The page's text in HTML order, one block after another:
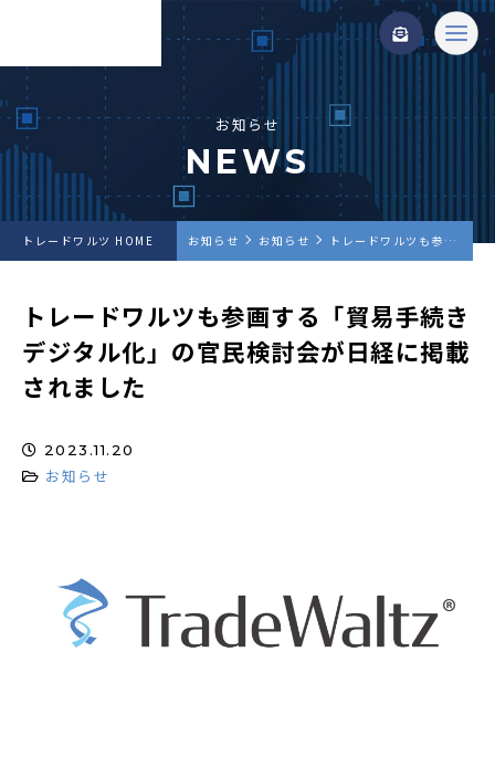
お知らせ
NEWS
トレードワルツ HOME お知らせ お知らせ トレードワルツも参画する「貿易手続きデジタル化」の官民検討会が日経に掲載されました
トレードワルツも参画する「貿易手続き
デジタル化」の官民検討会が日経に掲載
されました
2023.11.20
お知らせ